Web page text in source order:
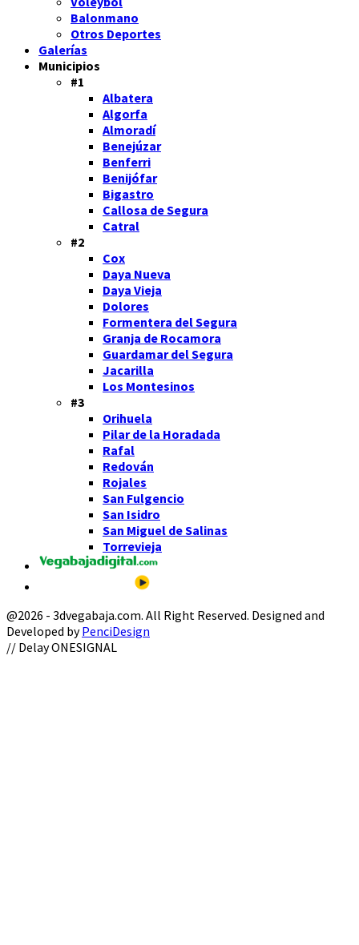
Balonmano
Otros Deportes
Galerías
Municipios
#1
Albatera
Algorfa
Almoradí
Benejúzar
Benferri
Benijófar
Bigastro
Callosa de Segura
Catral
#2
Cox
Daya Nueva
Daya Vieja
Dolores
Formentera del Segura
Granja de Rocamora
Guardamar del Segura
Jacarilla
Los Montesinos
#3
Orihuela
Pilar de la Horadada
Rafal
Redován
Rojales
San Fulgencio
San Isidro
San Miguel de Salinas
Torrevieja
@2026 - 3dvegabaja.com. All Right Reserved. Designed and
Developed byPenciDesign
Facebook
Twitter
Instagram
Youtube
Email
// Delay ONESIGNAL